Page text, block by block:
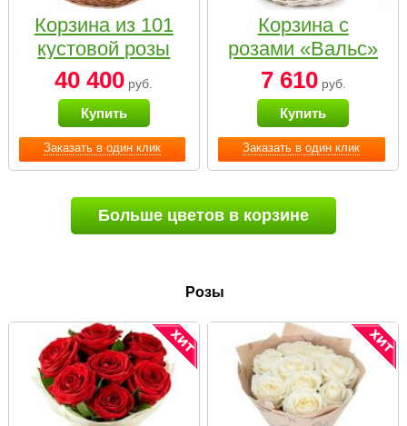
Заказать в один клик
Корзина из 101
кустовой розы
нежных тонов
40 400 руб.
Купить
Заказать в один клик
Корзина с
розами «Вальс»
7 610руб.
Купить
Больше цветов в корзине
Розы